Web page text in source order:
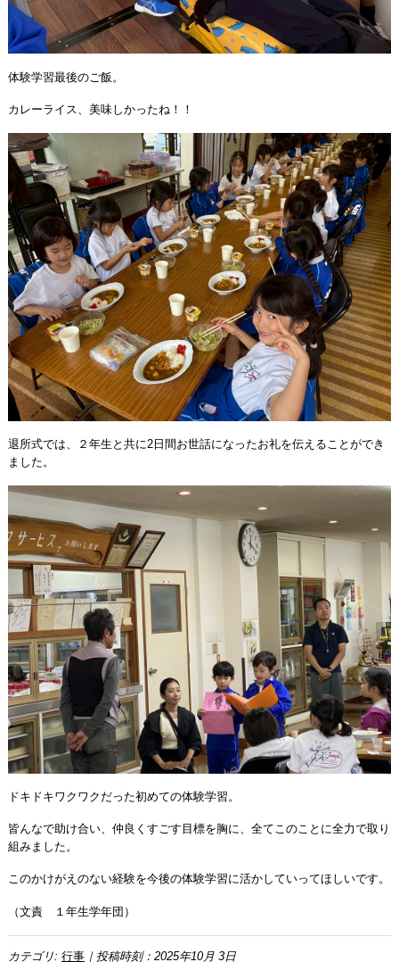
体験学習最後のご飯。
カレーライス、美味しかったね！！
退所式では、２年生と共に2日間お世話になったお礼を伝えることができ
ました。
ドキドキワクワクだった初めての体験学習。
皆んなで助け合い、仲良くすごす目標を胸に、全てこのことに全力で取り
組みました。
このかけがえのない経験を今後の体験学習に活かしていってほしいです。
（文責 １年生学年団）
カテゴリ: 行事｜投稿時刻：2025年10月 3日